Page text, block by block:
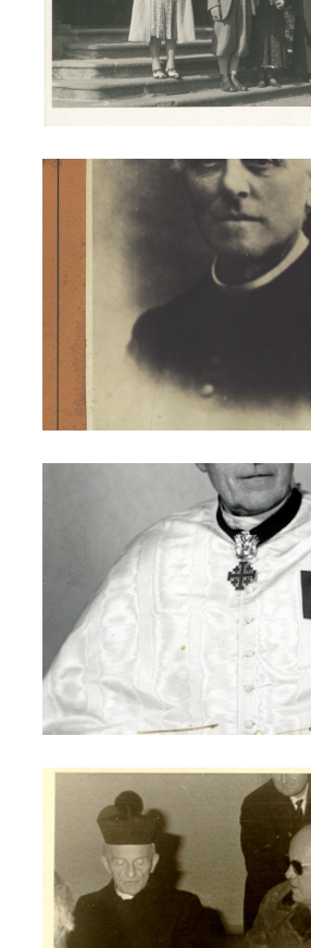
Don Cesare Codeleoncini
Dott. Neri e don Todeschini